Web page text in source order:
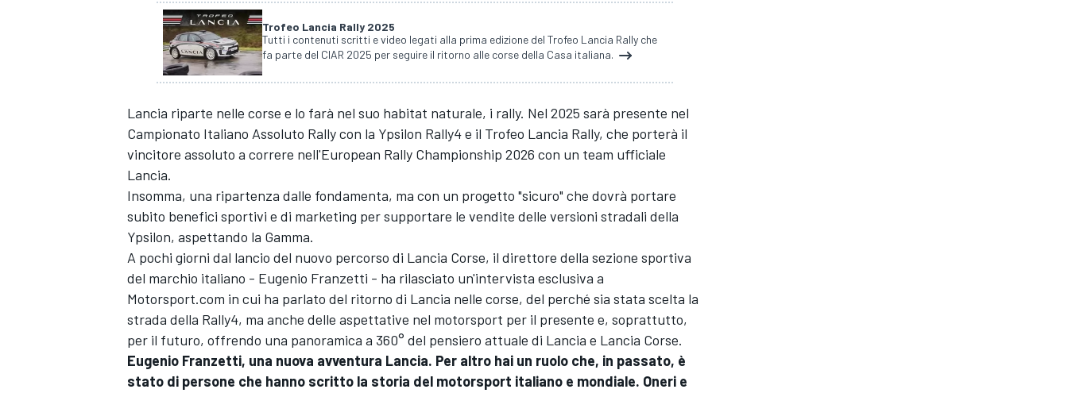
MONOPOSTO
Trofeo Lancia Rally 2025
Tutti i contenuti scritti e video legati alla prima edizione del Trofeo Lancia Rally che
fa parte del CIAR 2025 per seguire il ritorno alle corse della Casa italiana.
Lancia riparte nelle corse e lo farà nel suo habitat naturale, i rally. Nel 2025 sarà presente nel
Campionato Italiano Assoluto Rally con la Ypsilon Rally4 e il Trofeo Lancia Rally, che porterà il
vincitore assoluto a correre nell'European Rally Championship 2026 con un team ufficiale
Lancia.
Insomma, una ripartenza dalle fondamenta, ma con un progetto "sicuro" che dovrà portare
subito benefici sportivi e di marketing per supportare le vendite delle versioni stradali della
Ypsilon, aspettando la Gamma.
A pochi giorni dal lancio del nuovo percorso di Lancia Corse, il direttore della sezione sportiva
del marchio italiano - Eugenio Franzetti - ha rilasciato un'intervista esclusiva a
Motorsport.com in cui ha parlato del ritorno di Lancia nelle corse, del perché sia stata scelta la
strada della Rally4, ma anche delle aspettative nel motorsport per il presente e, soprattutto,
per il futuro, offrendo una panoramica a 360° del pensiero attuale di Lancia e Lancia Corse.
Eugenio Franzetti, una nuova avventura Lancia. Per altro hai un ruolo che, in passato, è
stato di persone che hanno scritto la storia del motorsport italiano e mondiale. Oneri e